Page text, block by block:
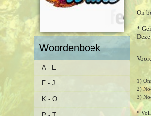
Woordenboek
A - E
F - J
K - O
On
*
1)
2)
3)
*